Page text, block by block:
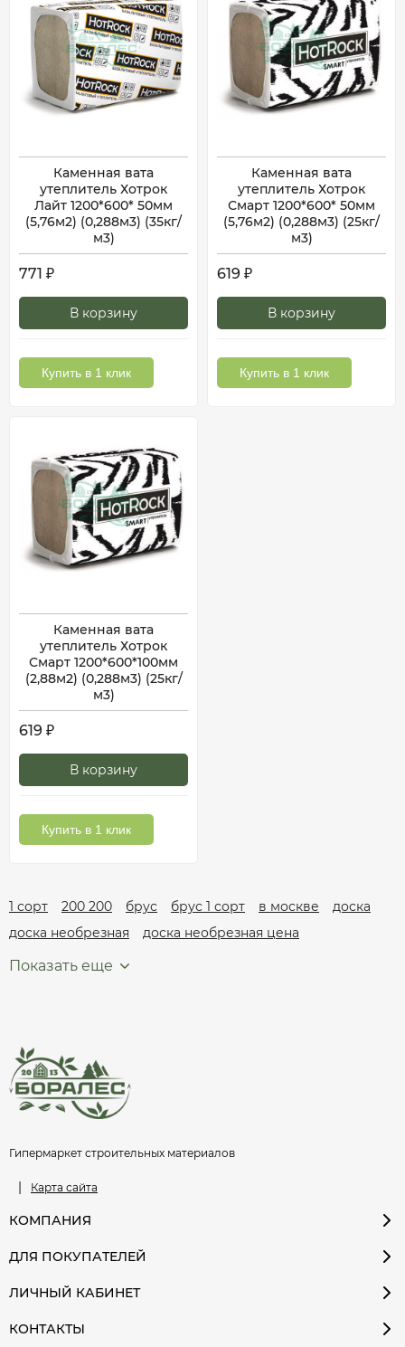
Каменная вата
утеплитель Хотрок
Лайт 1200*600* 50мм
(5,76м2) (0,288м3) (35кг/
м3)
771 ₽
В корзину
Купить в 1 клик
Каменная вата
утеплитель Хотрок
Смарт 1200*600* 50мм
(5,76м2) (0,288м3) (25кг/
м3)
619 ₽
В корзину
Купить в 1 клик
Каменная вата
утеплитель Хотрок
Смарт 1200*600*100мм
(2,88м2) (0,288м3) (25кг/
м3)
619 ₽
В корзину
Купить в 1 клик
1 сорт 200 200 брус брус 1 сорт в москве
доска
доска необрезная
доска необрезная цена
Показать еще
Гипермаркет строительных материалов
| Карта сайта
КОМПАНИЯ
ДЛЯ ПОКУПАТЕЛЕЙ
ЛИЧНЫЙ КАБИНЕТ
КОНТАКТЫ